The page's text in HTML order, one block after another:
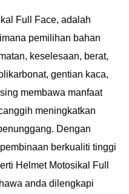
Full Face, adalah
pemilihan bahan
keselesaan, berat,
gentian kaca,
membawa manfaat
meningkatkan
Dengan
berkualiti tinggi
Helmet Motosikal Full
anda dilengkapi